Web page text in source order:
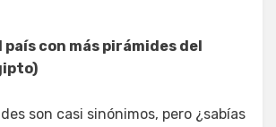
país con más pirámides del
son casi sinónimos, pero ¿sabías